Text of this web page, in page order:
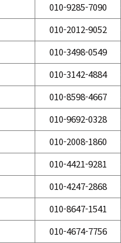
010-9285-7090
010-2012-9052
010-3498-0549
010-3142-4884
010-8598-4667
010-9692-0328
010-2008-1860
010-4421-9281
010-4247-2868
010-8647-1541
010-4674-7756